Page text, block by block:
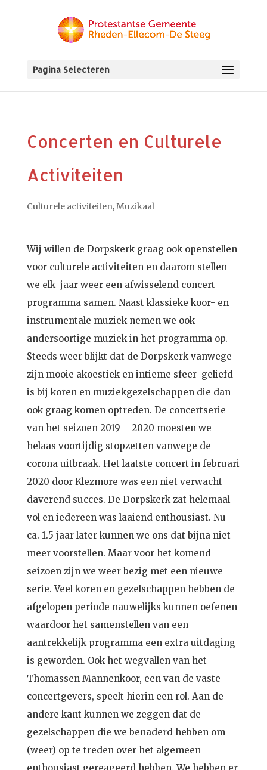
Pagina Selecteren
Concerten en Culturele
Activiteiten
Culturele activiteiten,Muzikaal
Wij willen de Dorpskerk graag ook openstellen
voor culturele activiteiten en daarom stellen
we elk jaar weer een afwisselend concert
programma samen. Naast klassieke koor- en
instrumentale muziek nemen we ook
andersoortige muziek in het programma op.
Steeds weer blijkt dat de Dorpskerk vanwege
zijn mooie akoestiek en intieme sfeer geliefd
is bij koren en muziekgezelschappen die dan
ook graag komen optreden. De concertserie
van het seizoen 2019 – 2020 moesten we
helaas voortijdig stopzetten vanwege de
corona uitbraak. Het laatste concert in februari
2020 door Klezmore was een niet verwacht
daverend succes. De Dorpskerk zat helemaal
vol en iedereen was laaiend enthousiast. Nu
ca. 1.5 jaar later kunnen we ons dat bijna niet
meer voorstellen. Maar voor het komend
seizoen zijn we weer bezig met een nieuwe
serie. Veel koren en gezelschappen hebben de
afgelopen periode nauwelijks kunnen oefenen
waardoor het samenstellen van een
aantrekkelijk programma een extra uitdaging
is geworden. Ook het wegvallen van het
Thomassen Mannenkoor, een van de vaste
concertgevers, speelt hierin een rol. Aan de
andere kant kunnen we zeggen dat de
gezelschappen die we benaderd hebben om
(weer) op te treden over het algemeen